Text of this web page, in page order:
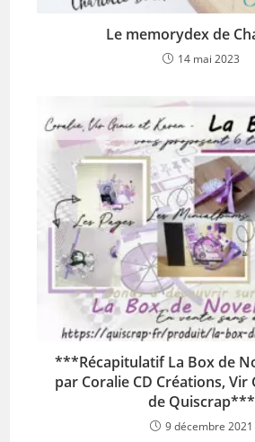
Le memorydex de
14 mai 2023
***Récapitulatif La Box de
par Coralie CD Créations, Vir
de Quiscrap***
9 décembre 2021